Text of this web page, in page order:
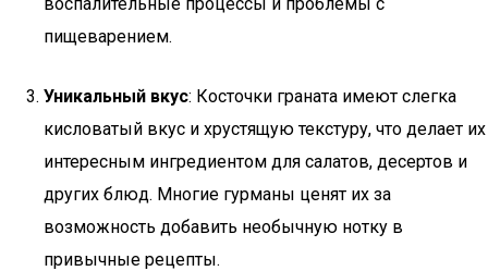
пищеварением.
Уникальный вкус: Косточки граната имеют слегка
кисловатый вкус и хрустящую текстуру, что делает их
интересным ингредиентом для салатов, десертов и
других блюд. Многие гурманы ценят их за
возможность добавить необычную нотку в
привычные рецепты.